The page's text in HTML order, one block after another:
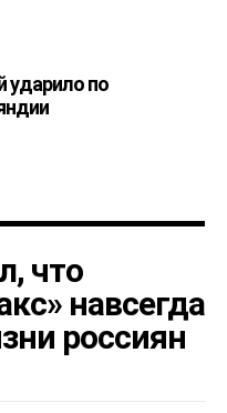
ударило по
что
навсегда
россиян